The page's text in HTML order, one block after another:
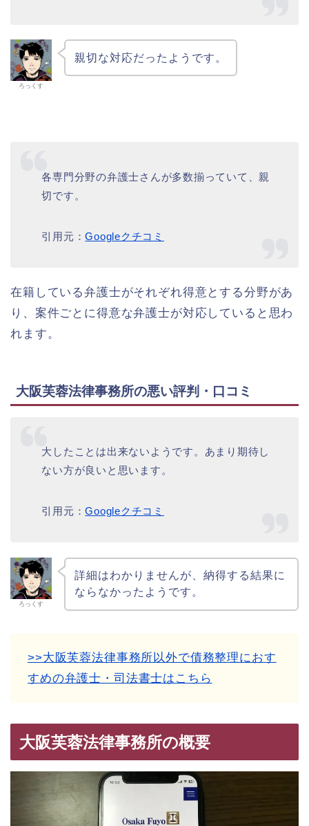
ろっくす
親切な対応だったようです。
各専門分野の弁護士さんが多数揃っていて、親
切です。
引用元：Googleクチコミ
在籍している弁護士がそれぞれ得意とする分野があ
り、案件ごとに得意な弁護士が対応していると思わ
れます。
大阪芙蓉法律事務所の悪い評判・口コミ
大したことは出来ないようです。あまり期待し
ない方が良いと思います。
引用元：Googleクチコミ
ろっくす
詳細はわかりませんが、納得する結果に
ならなかったようです。
>>大阪芙蓉法律事務所以外で債務整理におす
すめの弁護士・司法書士はこちら
大阪芙蓉法律事務所の概要